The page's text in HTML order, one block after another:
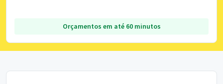
Orçamentos em até 60 minutos